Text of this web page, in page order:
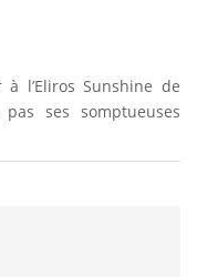
l’Eliros Sunshine de
ses somptueuses